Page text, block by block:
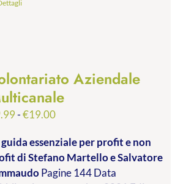
Aziendale
-€19.00Fascia
prezzo:
da
€9.99
guida essenziale per profit e non
di Stefano Martello e Salvatore
Pagine 144 Data